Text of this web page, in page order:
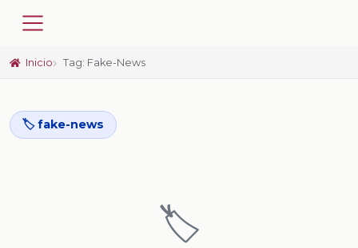
Inicio Tag: Fake-News
🏷️ fake-news
🏷️